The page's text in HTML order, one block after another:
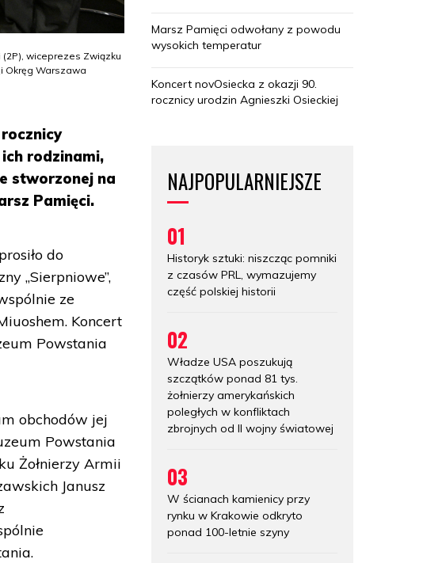
wiceprezes Związku
Okręg Warszawa
rodzinami,
stworzonej na
Pamięci.
do
„Sierpniowe”,
ze
Koncert
Powstania
obchodów jej
Powstania
Żołnierzy Armii
Janusz
Marsz Pamięci odwołany z powodu
wysokich temperatur
Koncert novOsiecka z okazji 90.
rocznicy urodzin Agnieszki Osieckiej
NAJPOPULARNIEJSZE
01
Historyk sztuki: niszcząc pomniki
z czasów PRL, wymazujemy
część polskiej historii
02
Władze USA poszukują
szczątków ponad 81 tys.
żołnierzy amerykańskich
poległych w konfliktach
zbrojnych od II wojny światowej
03
W ścianach kamienicy przy
rynku w Krakowie odkryto
ponad 100-letnie szyny